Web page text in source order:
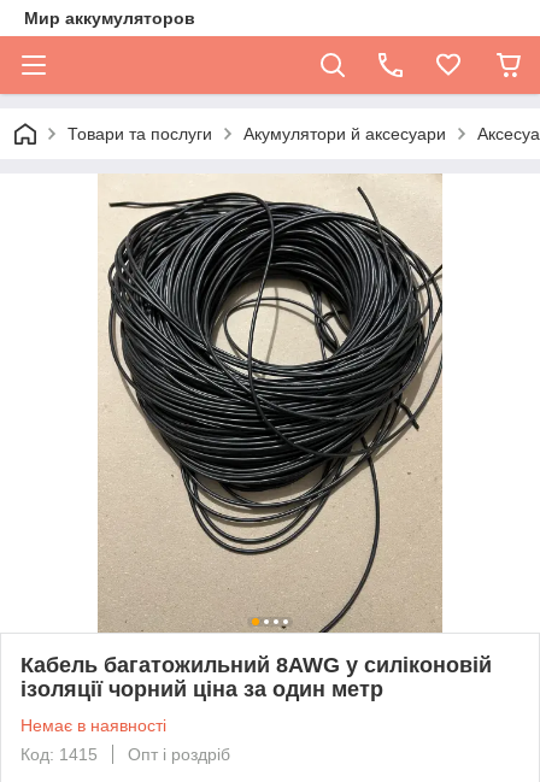
Мир аккумуляторов
Товари та послуги Акумулятори й аксесуари
Кабель багатожильний 8AWG у силіконовій
ізоляції чорний ціна за один метр
Немає в наявності
Код: 1415
Опт і роздріб